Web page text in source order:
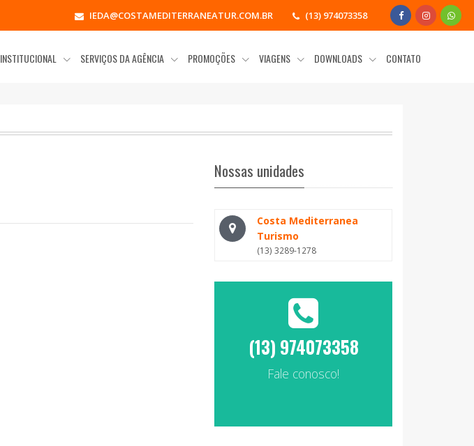
IEDA@COSTAMEDITERRANEATUR.COM.BR (13) 974073358
INSTITUCIONAL SERVIÇOS DA AGÊNCIA PROMOÇÕES VIAGENS DOWNLOADS CONTATO
Nossas unidades
Costa Mediterranea
Turismo
(13) 3289-1278
(13) 974073358
Fale conosco!